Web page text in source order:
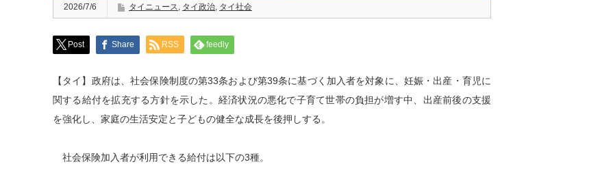
2026/7/6 タイニュース, タイ政治, タイ社会
Post Share RSS feedly
【タイ】政府は、社会保険制度の第33条および第39条に基づく加入者を対象に、妊娠・出産・育児に
関する給付を拡充する方針を示した。経済状況の悪化で子育て世帯の負担が増す中、出産前後の支援
を強化し、家庭の生活安定と子どもの健全な成長を後押しする。
社会保険加入者が利用できる給付は以下の3種。